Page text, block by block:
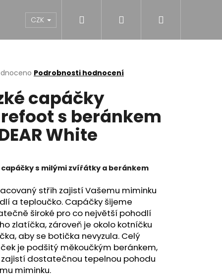
DÍVKY CHLAPCI MUŽI
CZK Přihlášení
Podrobnosti hodnocení
capáčky
s beránkem
White
s milými zvířátky a beránkem
střih zajistí Vašemu miminku
a teploučko. Capáčky šijeme
široké pro co největší pohodlí
zlatíčka, zároveň je okolo kotníčku
aby se botička nevyzula. Celý
je podšitý měkoučkým beránkem,
dostatečnou tepelnou pohodu
miminku.
MIDI BLACK S